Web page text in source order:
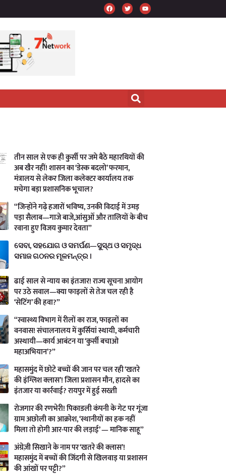
तीन साल से एक ही कुर्सी पर जमे बैठे महारथियों की
अब खैर नहीं! शासन का ‘डेस्क बदलो’ फरमान,
मंत्रालय से लेकर जिला कलेक्टर कार्यालय तक
मचेगा बड़ा प्रशासनिक भूचाल?
“जिन्होंने गढ़े हजारों भविष्य, उनकी विदाई में उमड़
पड़ा सैलाब—गाजे बाजे,आंसुओं और तालियों के बीच
रवाना हुए विजय कुमार देवता”
ସେବା, ସହଯୋଗ ଓ ସମର୍ପଣ—ସୁସ୍ଥ ଓ ସମୃଦ୍ଧ
ସମାଜ ଗଠନର ମୂଳମନ୍ତ୍ର ।
ढाई साल से न्याय का इंतजार! राज्य सूचना आयोग
पर उठे सवाल—क्या फाइलों से तेज चल रही है
‘सेटिंग’ की हवा?”
“स्वास्थ्य विभाग में रीलों का राज, फाइलों का
वनवास! संचालनालय में कुर्सियां स्थायी, कर्मचारी
अस्थायी—कार्य आबंटन या ‘कुर्सी बचाओ
महाअभियान’?”
महासमुंद में छोटे बच्चों की जान पर चल रही ‘खतरे
की इंग्लिश क्लास’! जिला प्रशासन मौन, हादसे का
इंतजार या कार्रवाई? रायपुर में हुई सख्ती
रोजगार की रणभेरी! पिकाडली कंपनी के गेट पर गूंजा
ग्राम अछोली का आक्रोश, ‘स्थानीयों का हक नहीं
मिला तो होगी आर-पार की लड़ाई’ — मानिक साहू”
अंग्रेज़ी सिखाने के नाम पर ‘खतरे की क्लास’!
महासमुंद में बच्चों की जिंदगी से खिलवाड़ या प्रशासन
की आंखों पर पट्टी?”